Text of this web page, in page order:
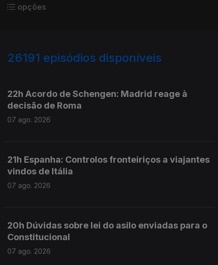
opções
26191 episódios disponíveis
22h Acordo de Schengen: Madrid reage à
decisão de Roma
07 ago. 2026
21h Espanha: Controlos fronteiriços a viajantes
vindos de Itália
07 ago. 2026
20h Dúvidas sobre lei do asilo enviadas para o
Constitucional
07 ago. 2026